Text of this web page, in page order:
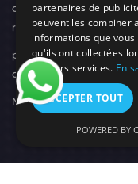
campagne-
recrutement
politique de
confidentialité
Mentions légales
partenaires de
peuvent les combiner
informations que
qu'ils ont collectées
de leurs services. En
ACCEPTER TOUT
POWERED BY